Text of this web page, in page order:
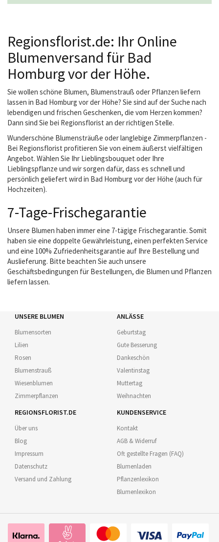
Regionsflorist.de: Ihr Online
Blumenversand für Bad
Homburg vor der Höhe.
Sie wollen schöne Blumen, Blumenstrauß oder Pflanzen liefern
lassen in Bad Homburg vor der Höhe? Sie sind auf der Suche nach
lebendigen und frischen Geschenken, die vom Herzen kommen?
Dann sind Sie bei Regionsflorist an der richtigen Stelle.
Wunderschöne Blumensträuße oder langlebige Zimmerpflanzen -
Bei Regionsflorist profitieren Sie von einem äußerst vielfältigen
Angebot. Wählen Sie Ihr Lieblingsbouquet oder Ihre
Lieblingspflanze und wir sorgen dafür, dass es schnell und
persönlich geliefert wird in Bad Homburg vor der Höhe (auch für
Hochzeiten).
7-Tage-Frischegarantie
Unsere Blumen haben immer eine 7-tägige Frischegarantie. Somit
haben sie eine doppelte Gewährleistung, einen perfekten Service
und eine 100% Zufriedenheitsgarantie auf Ihre Bestellung und
Auslieferung. Bitte beachten Sie auch unsere
Geschäftsbedingungen für Bestellungen, die Blumen und Pflanzen
liefern lassen.
UNSERE BLUMEN
Blumensorten
Lilien
Rosen
Blumenstrauß
Wiesenblumen
Zimmerpflanzen
ANLÄSSE
Geburtstag
Gute Besserung
Dankeschön
Valentinstag
Muttertag
Weihnachten
REGIONSFLORIST.DE
Über uns
Blog
Impressum
Datenschutz
Versand und Zahlung
KUNDENSERVICE
Kontakt
AGB & Widerruf
Oft gestellte Fragen (FAQ)
Blumenladen
Pflanzenlexikon
Blumenlexikon